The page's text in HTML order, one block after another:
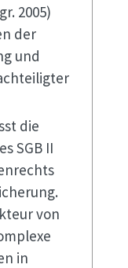
2005)
der
und
die
SGB II
von
in